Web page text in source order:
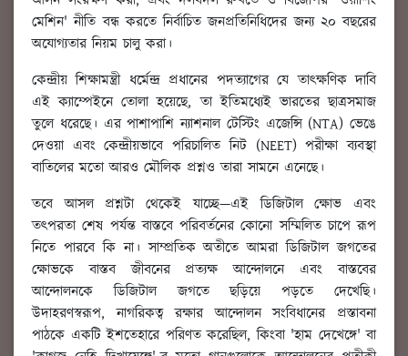
মেশিন' নীতি বন্ধ করতে নির্বাচিত জনপ্রতিনিধিদের জন্য ২০ বছরের
অযোগ্যতার নিয়ম চালু করা।
কেন্দ্রীয় শিক্ষামন্ত্রী ধর্মেন্দ্র প্রধানের পদত্যাগের যে তাৎক্ষণিক দাবি
এই ক্যাম্পেইনে তোলা হয়েছে, তা ইতিমধ্যেই ভারতের ছাত্রসমাজ
তুলে ধরেছে। এর পাশাপাশি ন্যাশনাল টেস্টিং এজেন্সি (NTA) ভেঙে
দেওয়া এবং কেন্দ্রীয়ভাবে পরিচালিত নিট (NEET) পরীক্ষা ব্যবস্থা
বাতিলের মতো আরও মৌলিক প্রশ্নও তারা সামনে এনেছে।
তবে আসল প্রশ্নটা থেকেই যাচ্ছে—এই ডিজিটাল ক্ষোভ এবং
তৎপরতা শেষ পর্যন্ত বাস্তবে পরিবর্তনের কোনো সম্মিলিত চাপে রূপ
নিতে পারবে কি না। সাম্প্রতিক অতীতে আমরা ডিজিটাল জগতের
ক্ষোভকে বাস্তব জীবনের প্রত্যক্ষ আন্দোলনে এবং বাস্তবের
আন্দোলনকে ডিজিটাল জগতে ছড়িয়ে পড়তে দেখেছি।
উদাহরণস্বরূপ, নাগরিকত্ব রক্ষার আন্দোলন সংবিধানের প্রস্তাবনা
পাঠকে একটি ইশতেহারে পরিণত করেছিল, কিংবা 'হাম দেখেঙ্গে' বা